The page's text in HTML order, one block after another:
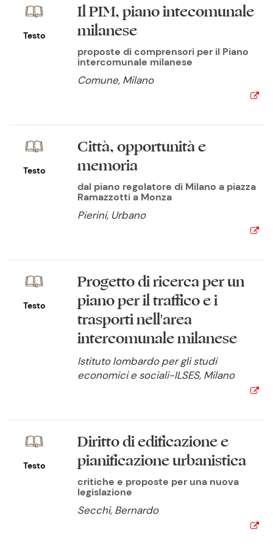
Testo
Il PIM, piano intecomunale
milanese
proposte di comprensori per il Piano
intercomunale milanese
Comune, Milano
Testo
Città, opportunità e
memoria
dal piano regolatore di Milano a piazza
Ramazzotti a Monza
Pierini, Urbano
Testo
Progetto di ricerca per un
piano per il traffico e i
trasporti nell'area
intercomunale milanese
Istituto lombardo per gli studi
economici e sociali-ILSES, Milano
Testo
Diritto di edificazione e
pianificazione urbanistica
critiche e proposte per una nuova
legislazione
Secchi, Bernardo